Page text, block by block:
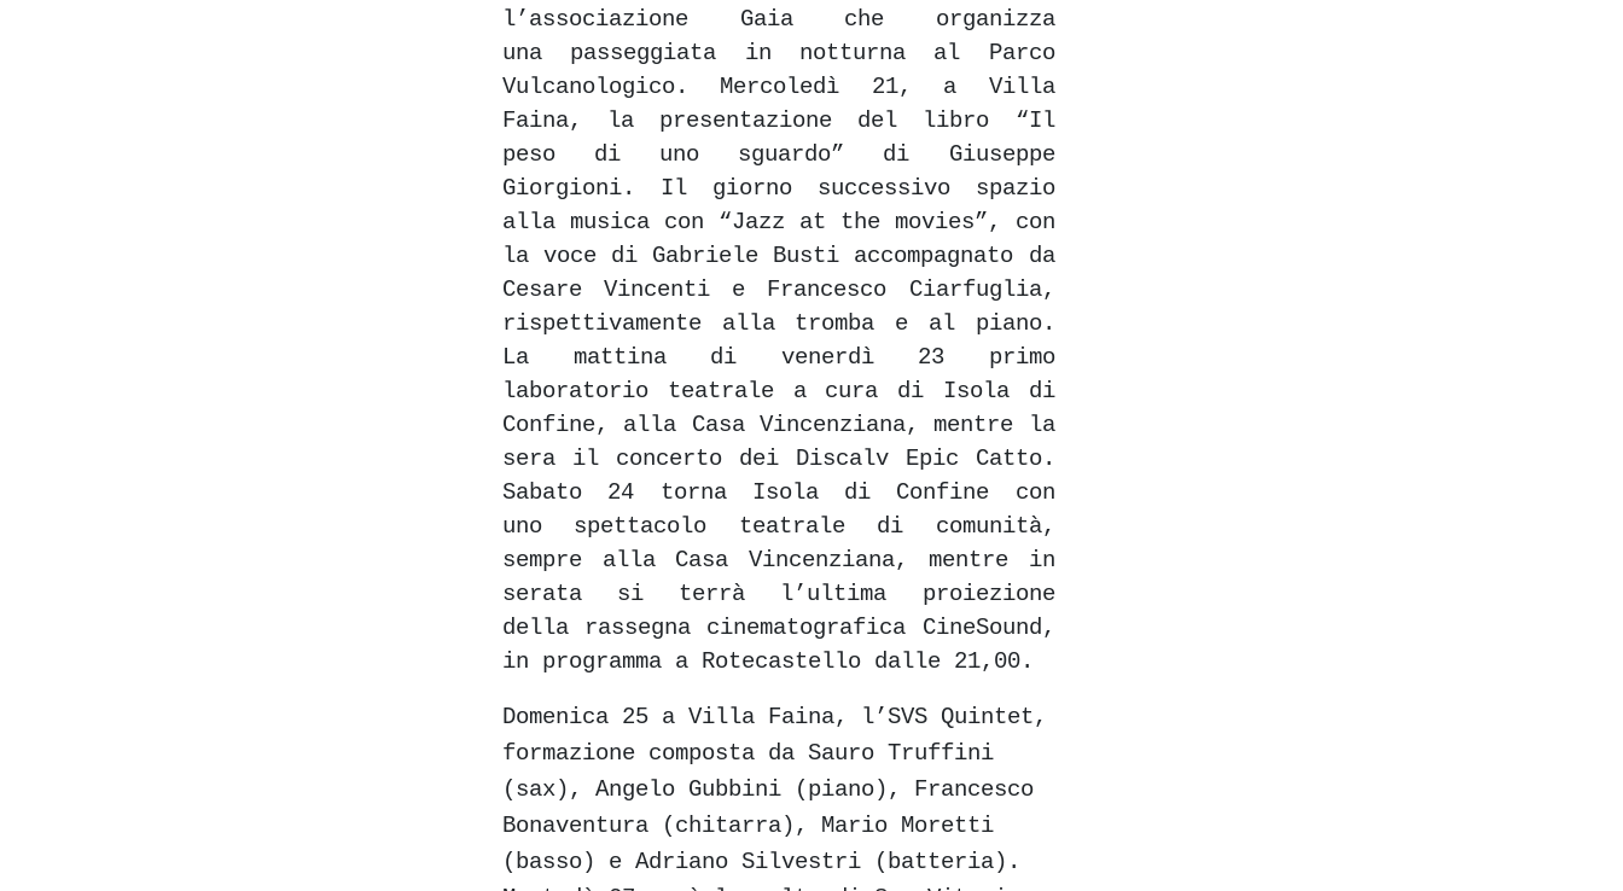
l’associazione Gaia che organizza
una passeggiata in notturna al Parco
Vulcanologico. Mercoledì 21, a Villa
Faina, la presentazione del libro “Il
peso di uno sguardo” di Giuseppe
Giorgioni. Il giorno successivo spazio
alla musica con “Jazz at the movies”, con
la voce di Gabriele Busti accompagnato da
Cesare Vincenti e Francesco Ciarfuglia,
rispettivamente alla tromba e al piano.
La mattina di venerdì 23 primo
laboratorio teatrale a cura di Isola di
Confine, alla Casa Vincenziana, mentre la
sera il concerto dei Discalv Epic Catto.
Sabato 24 torna Isola di Confine con
uno spettacolo teatrale di comunità,
sempre alla Casa Vincenziana, mentre in
serata si terrà l’ultima proiezione
della rassegna cinematografica CineSound,
in programma a Rotecastello dalle 21,00.
Domenica 25 a Villa Faina, l’SVS Quintet,
formazione composta da Sauro Truffini
(sax), Angelo Gubbini (piano), Francesco
Bonaventura (chitarra), Mario Moretti
(basso) e Adriano Silvestri (batteria).